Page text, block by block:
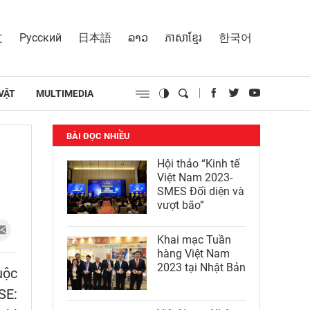
Русский 日本語 ລາວ ភាសាខ្មែរ 한국어
MULTIMEDIA
BÀI ĐỌC NHIỀU
Hội thảo “Kinh tế
Việt Nam 2023-
SMES Đối diện và
vượt bão”
Khai mạc Tuần
hàng Việt Nam
2023 tại Nhật Bản